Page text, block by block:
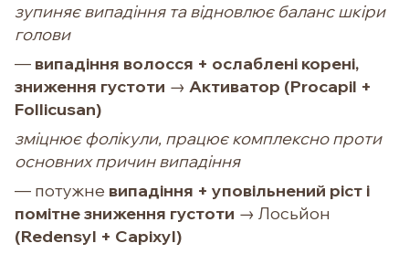
зупиняє випадіння та відновлює баланс шкіри
голови
— випадіння волосся + ослаблені корені,
зниження густоти → Активатор (Procapil +
Follicusan)
зміцнює фолікули, працює комплексно проти
основних причин випадіння
— потужне випадіння + уповільнений ріст і
помітне зниження густоти → Лосьйон
(Redensyl + Capixyl)